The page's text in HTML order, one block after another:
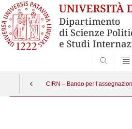
CIRN – Bando per